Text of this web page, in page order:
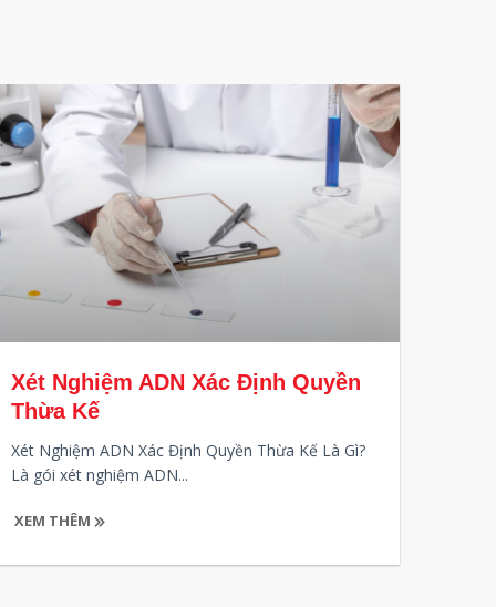
Xét Nghiệm ADN Xác Định Quyền
Thừa Kế
Xét Nghiệm ADN Xác Định Quyền Thừa Kế Là Gì?
Là gói xét nghiệm ADN...
XEM THÊM